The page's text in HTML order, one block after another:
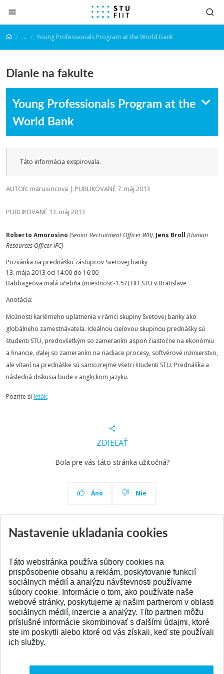
Prejsť na obsah
... Young Professionals Program at the World Bank
Dianie na fakulte
Young Professionals Program at the
World Bank
Táto informácia exspirovala.
AUTOR: marusincova | PUBLIKOVANÉ 7. máj 2013
PUBLIKOVANÉ 13. máj 2013
Roberto Amorosino (Senior Recruitment Officer WB), Jens Broll (Human
Resources Officer IFC)
Pozvánka na prednášku zástupcov Svetovej banky
13. mája 2013 od 14:00 do 16:00
Babbageova malá učebňa (miestnosť -1.57) FIIT STU v Bratislave
Anotácia:
Možnosti kariérneho uplatnenia v rámci skupiny Svetovej banky ako
globálneho zamestnávateľa. Ideálnou cieľovou skupinou prednášky sú
študenti STU, predovšetkým so zameraním aspoň čiastočne na ekonómiu
a financie, ďalej so zameraním na riadiace procesy, softvérové inžinierstvo,
ale vítaní na prednáške sú samozrejme všetci študenti STU. Prednáška a
následná diskusia bude v anglickom jazyku.
Pozrite si leták.
ZDIEĽAŤ
Bola pre vás táto stránka užitočná?
Áno Nie
SPÄŤ NA VRCH
Nastavenie ukladania cookies
Táto webstránka používa súbory cookies na
prispôsobenie obsahu a reklám, poskytovanie funkcií
sociálnych médií a analýzu návštevnosti používame
súbory cookie. Informácie o tom, ako používate naše
webové stránky, poskytujeme aj našim partnerom v oblasti
sociálnych médií, inzercie a analýzy. Títo partneri môžu
príslušné informácie skombinovať s ďalšími údajmi, ktoré
ste im poskytli alebo ktoré od vás získali, keď ste používali
ich služby.